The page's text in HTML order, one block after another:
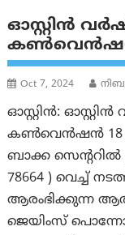
ഓസ്റ്റിൻ
Oct 7, 2024
ഓസ്റ്റിൻ:
കൺവെൻഷൻ 18
ബാക്ക സെന്ററിൽ
78664 ) വെച്ച്
ആരംഭിക്കുന്ന
ജെയിംസ്